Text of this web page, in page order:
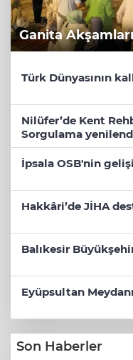
Ganita
Türk Dünyasının
Nilüfer’de Kent
Sorgulama
İpsala OSB'nin
Hakkâri’de JİHA
Balıkesir
Eyüpsultan
Son Haberler